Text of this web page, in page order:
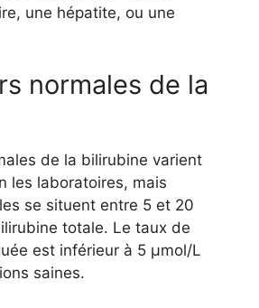
une hépatite, ou une
normales de la
de la bilirubine varient
les laboratoires, mais
se situent entre 5 et 20
totale. Le taux de
est inférieur à 5 µmol/L
saines.